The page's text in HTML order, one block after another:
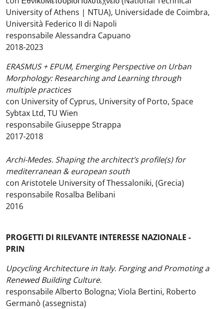
University of Athens | NTUA), Universidade de Coimbra,
Università Federico II di Napoli
responsabile Alessandra Capuano
2018-2023
ERASMUS + EPUM, Emerging Perspective on Urban
Morphology: Researching and Learning through
multiple practices
con University of Cyprus, University of Porto, Space
Sybtax Ltd, TU Wien
responsabile Giuseppe Strappa
2017-2018
Archi-Medes. Shaping the architect’s profile(s) for
mediterranean & european south
con Aristotele University of Thessaloniki, (Grecia)
responsabile Rosalba Belibani
2016
PROGETTI DI RILEVANTE INTERESSE NAZIONALE -
PRIN
Upcycling Architecture in Italy. Forging and Promoting a
Renewed Building Culture.
responsabile Alberto Bologna; Viola Bertini, Roberto
Germanò (assegnista)